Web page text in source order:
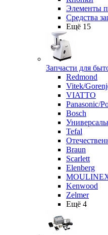
Элементы
Средства
Ещё 15
Запчасти для
Redmond
Vitek/
VIATTO
Panasonic/
Bosch
Tefal
Braun
Scarlett
Elenberg
Kenwood
Zelmer
Ещё 4